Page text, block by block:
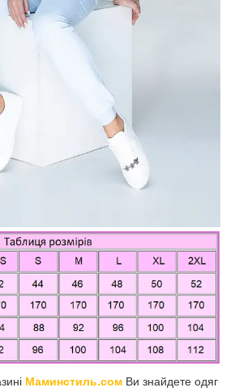
Маминстиль.сом Ви знайдете одяг